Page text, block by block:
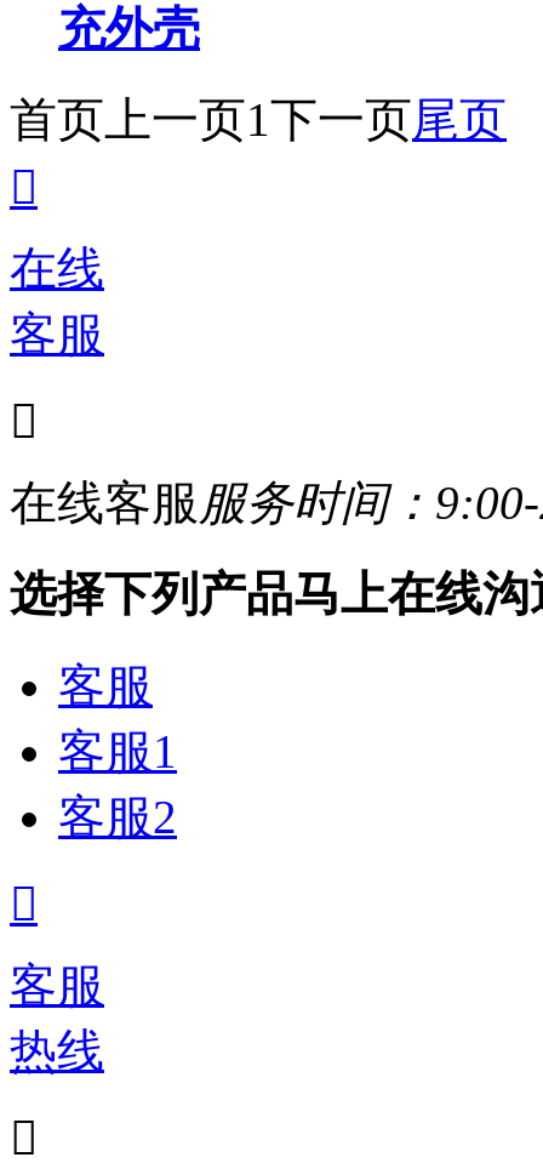
充外壳
首页 上一页1下一页尾页

在线
客服

在线客服服务时间：
选择下列产品马上在线沟
客服
客服1
客服2

客服
热线
